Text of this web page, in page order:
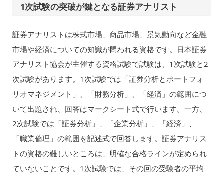
1次試験の突破が鍵となる証券アナリスト
証券アナリストは株式市場、商品市場、景気動向など金融
市場や経済についての知識が問われる資格です。日本証券
アナリスト協会が主催する資格試験で試験は、1次試験と2
次試験があります。1次試験では「証券分析とポートフォ
リオマネジメント」、「財務分析」、「経済」の範囲につ
いて出題され、回答はマークシート式で行います。一方、
2次試験では「証券分析」、「企業分析」、「経済」、
「職業倫理」の範囲を記述式で回答します。証券アナリス
トの資格の難しいところは、明確な合格ラインが定められ
ていないことです。1次試験では、その回の受験者の平均